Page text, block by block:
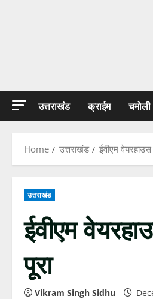
उत्तराखंड क्राईम चमोली
Home उत्तराखंड ईवीएम वेयरहाउस
उत्तराखंड
ईवीएम
पूरा
Vikram Singh Sidhu